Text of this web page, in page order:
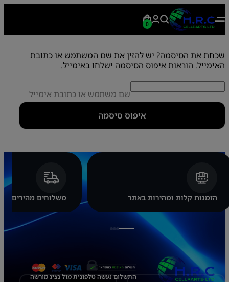
0
שכחת את הסיסמה? יש להזין את שם המשתמש או כתובת
האימייל. הוראות איפוס הסיסמה ישלחו באימייל.
שם משתמש או כתובת אימייל
ח
ו
איפוס סיסמה
הזמנות קלות ומהירות באתר משלוחים מהירים
התשלום נעשה טלפונית מול נציג מורשה